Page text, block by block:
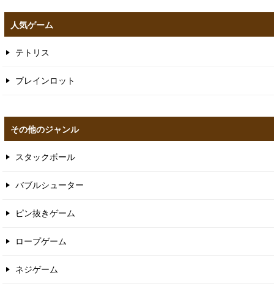
人気ゲーム
テトリス
ブレインロット
その他のジャンル
スタックボール
バブルシューター
ピン抜きゲーム
ロープゲーム
ネジゲーム